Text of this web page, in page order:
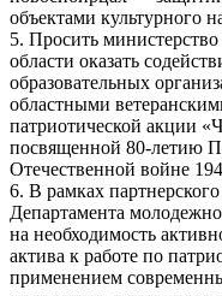
объектами культурного
5. Просить
области оказать
образовательных
областными
патриотической акции
посвященной 80-летию
Отечественной войне
6. В рамках
Департамента
на необходимость
актива к работе по
применением